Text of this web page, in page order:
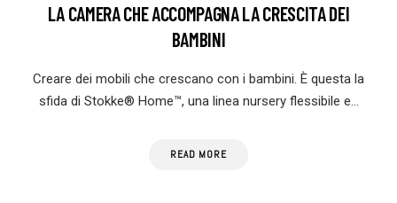
LA CAMERA CHE ACCOMPAGNA LA CRESCITA DEI
BAMBINI
Creare dei mobili che crescano con i bambini. È questa la
sfida di Stokke® Home™, una linea nursery flessibile e…
READ MORE